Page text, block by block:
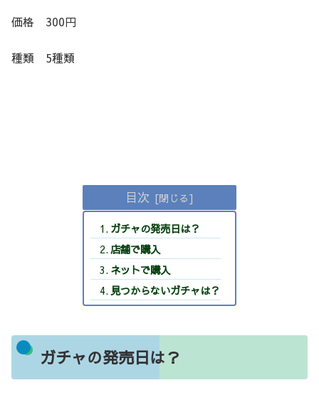
価格 300円
種類 5種類
目次
ガチャの発売日は？
店舗で購入
ネットで購入
見つからないガチャは？
ガチャの発売日は？